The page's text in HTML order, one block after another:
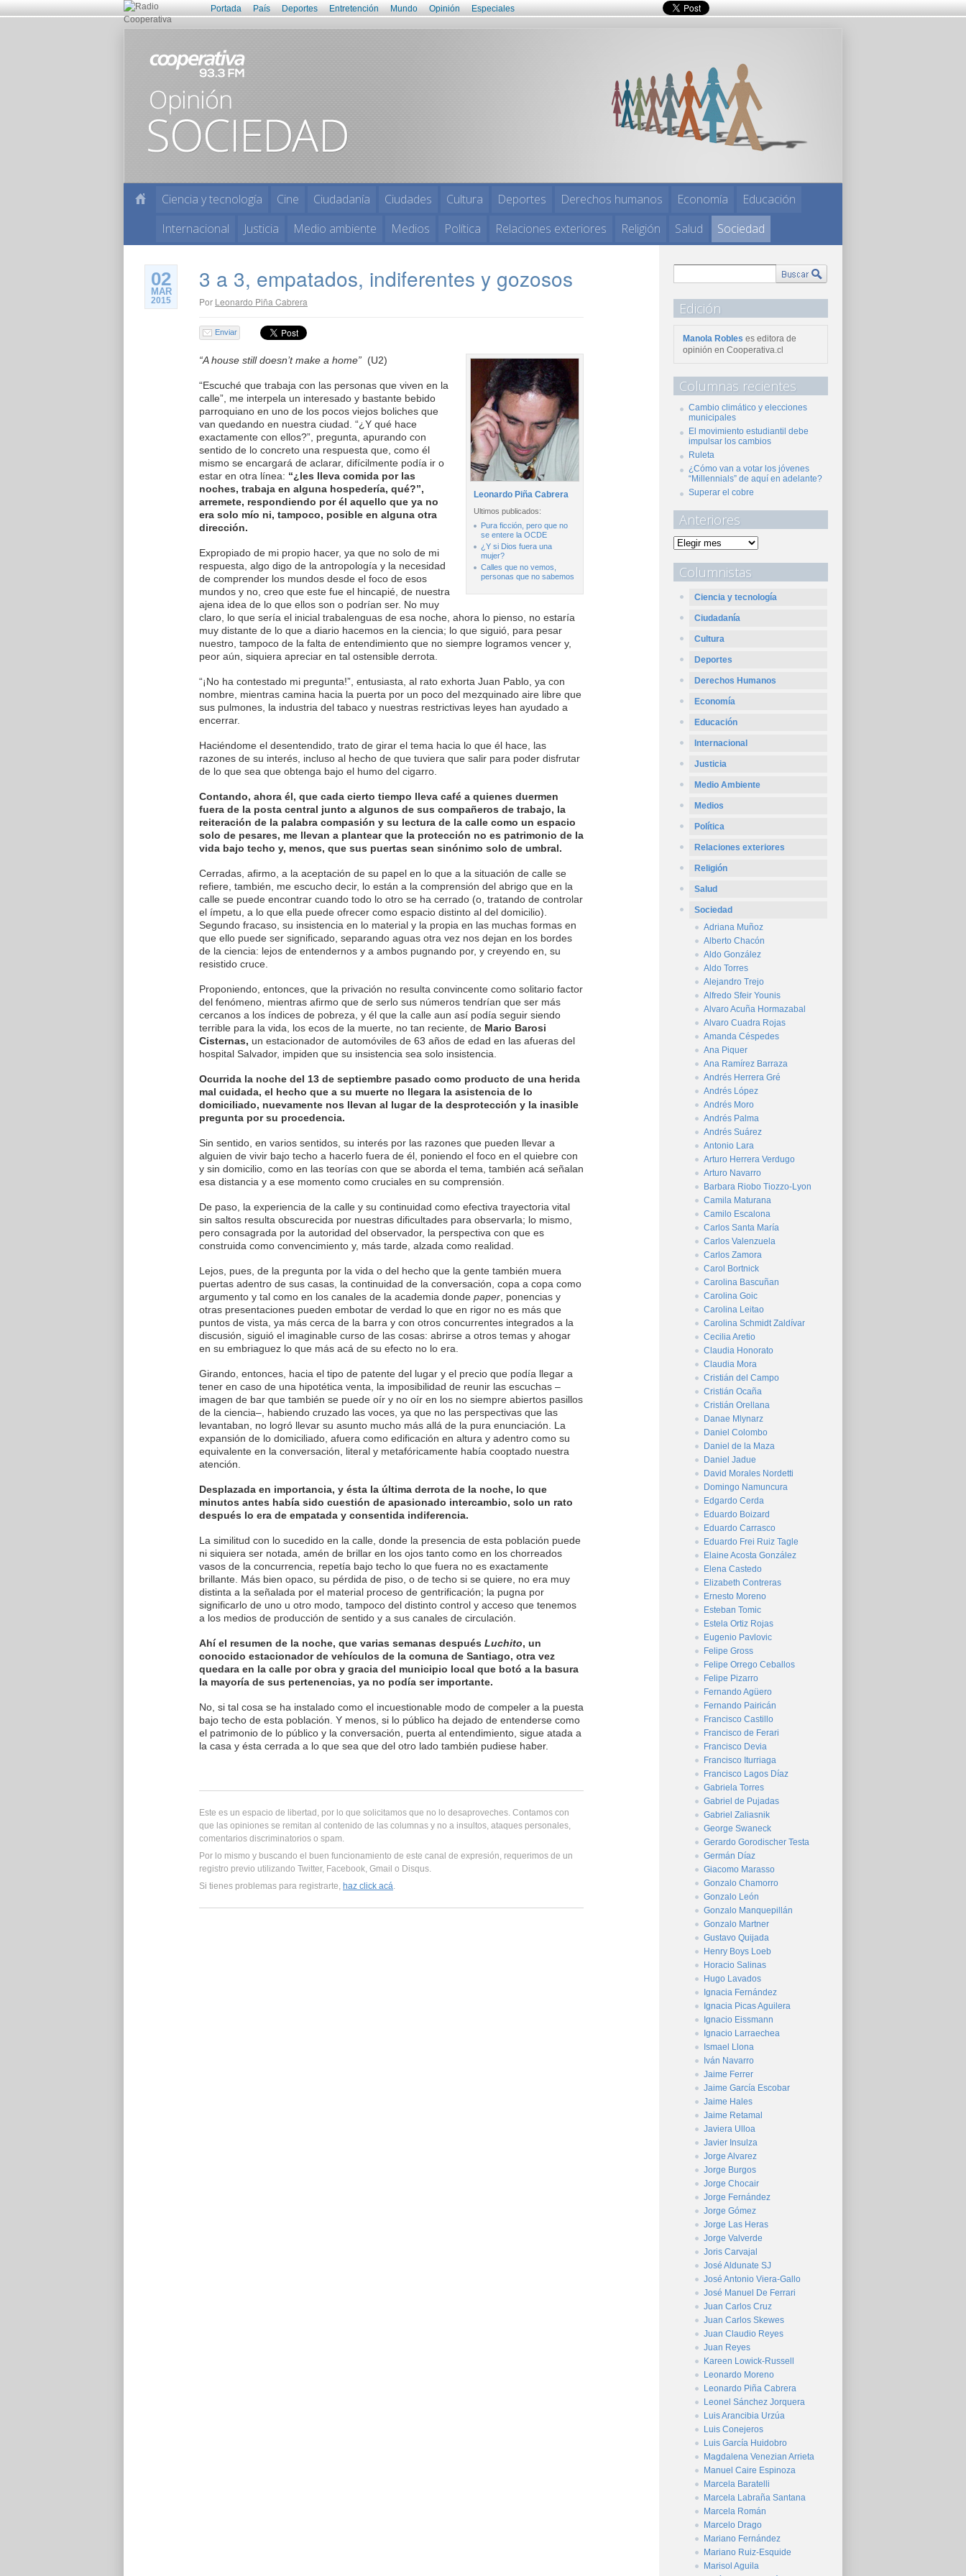
Portada País Deportes Entretención Mundo Opinión Especiales
Ciencia y tecnología Cine Ciudadanía Ciudades Cultura Deportes Derechos humanos Economía
Educación
Internacional
Justicia Medio ambiente Medios Política Relaciones exteriores Religión Salud Sociedad
02
MAR
2015
3 a 3, empatados, indiferentes y gozosos
Por Leonardo Piña Cabrera
Enviar
Leonardo Piña Cabrera
Ultimos publicados:
Pura ficción, pero que no
se entere la OCDE
¿Y si Dios fuera una
mujer?
Calles que no vemos,
personas que no sabemos
“A house still doesn’t make a home” (U2)
“Escuché que trabaja con las personas que viven en la
calle”, me interpela un interesado y bastante bebido
parroquiano en uno de los pocos viejos boliches que
van quedando en nuestra ciudad. “¿Y qué hace
exactamente con ellos?”, pregunta, apurando con
sentido de lo concreto una respuesta que, como él
mismo se encargará de aclarar, difícilmente podía ir o
estar en otra línea: “¿les lleva comida por las
noches, trabaja en alguna hospedería, qué?”,
arremete, respondiendo por él aquello que ya no
era solo mío ni, tampoco, posible en alguna otra
dirección.
Expropiado de mi propio hacer, ya que no solo de mi
respuesta, algo digo de la antropología y la necesidad
de comprender los mundos desde el foco de esos
mundos y no, creo que este fue el hincapié, de nuestra
ajena idea de lo que ellos son o podrían ser. No muy
claro, lo que sería el inicial trabalenguas de esa noche, ahora lo pienso, no estaría
muy distante de lo que a diario hacemos en la ciencia; lo que siguió, para pesar
nuestro, tampoco de la falta de entendimiento que no siempre logramos vencer y,
peor aún, siquiera apreciar en tal ostensible derrota.
“¡No ha contestado mi pregunta!”, entusiasta, al rato exhorta Juan Pablo, ya con
nombre, mientras camina hacia la puerta por un poco del mezquinado aire libre que
sus pulmones, la industria del tabaco y nuestras restrictivas leyes han ayudado a
encerrar.
Haciéndome el desentendido, trato de girar el tema hacia lo que él hace, las
razones de su interés, incluso al hecho de que tuviera que salir para poder disfrutar
de lo que sea que obtenga bajo el humo del cigarro.
Contando, ahora él, que cada cierto tiempo lleva café a quienes duermen
fuera de la posta central junto a algunos de sus compañeros de trabajo, la
reiteración de la palabra compasión y su lectura de la calle como un espacio
solo de pesares, me llevan a plantear que la protección no es patrimonio de la
vida bajo techo y, menos, que sus puertas sean sinónimo solo de umbral.
Cerradas, afirmo, a la aceptación de su papel en lo que a la situación de calle se
refiere, también, me escucho decir, lo están a la comprensión del abrigo que en la
calle se puede encontrar cuando todo lo otro se ha cerrado (o, tratando de controlar
el ímpetu, a lo que ella puede ofrecer como espacio distinto al del domicilio).
Segundo fracaso, su insistencia en lo material y la propia en las muchas formas en
que ello puede ser significado, separando aguas otra vez nos dejan en los bordes
de la ciencia: lejos de entendernos y a ambos pugnando por, y creyendo en, su
resistido cruce.
Proponiendo, entonces, que la privación no resulta convincente como solitario factor
del fenómeno, mientras afirmo que de serlo sus números tendrían que ser más
cercanos a los índices de pobreza, y él que la calle aun así podía seguir siendo
terrible para la vida, los ecos de la muerte, no tan reciente, de Mario Barosi
Cisternas, un estacionador de automóviles de 63 años de edad en las afueras del
hospital Salvador, impiden que su insistencia sea solo insistencia.
Ocurrida la noche del 13 de septiembre pasado como producto de una herida
mal cuidada, el hecho que a su muerte no llegara la asistencia de lo
domiciliado, nuevamente nos llevan al lugar de la desprotección y la inasible
pregunta por su procedencia.
Sin sentido, en varios sentidos, su interés por las razones que pueden llevar a
alguien de vivir bajo techo a hacerlo fuera de él, poniendo el foco en el quiebre con
y sin domicilio, como en las teorías con que se aborda el tema, también acá señalan
esa distancia y a ese momento como cruciales en su comprensión.
De paso, la experiencia de la calle y su continuidad como efectiva trayectoria vital
sin saltos resulta obscurecida por nuestras dificultades para observarla; lo mismo,
pero consagrada por la autoridad del observador, la perspectiva con que es
construida como convencimiento y, más tarde, alzada como realidad.
Lejos, pues, de la pregunta por la vida o del hecho que la gente también muera
puertas adentro de sus casas, la continuidad de la conversación, copa a copa como
argumento y tal como en los canales de la academia donde paper , ponencias y
otras presentaciones pueden embotar de verdad lo que en rigor no es más que
puntos de vista, ya más cerca de la barra y con otros concurrentes integrados a la
discusión, siguió el imaginable curso de las cosas: abrirse a otros temas y ahogar
en su embriaguez lo que más acá de su efecto no lo era.
Girando, entonces, hacia el tipo de patente del lugar y el precio que podía llegar a
tener en caso de una hipotética venta, la imposibilidad de reunir las escuchas –
imagen de bar que también se puede oír y no oír en los no siempre abiertos pasillos
de la ciencia–, habiendo cruzado las voces, ya que no las perspectivas que las
levantaban, no logró llevar su asunto mucho más allá de la pura enunciación. La
expansión de lo domiciliado, afuera como edificación en altura y adentro como su
equivalente en la conversación, literal y metafóricamente había cooptado nuestra
atención.
Desplazada en importancia, y ésta la última derrota de la noche, lo que
minutos antes había sido cuestión de apasionado intercambio, solo un rato
después lo era de empatada y consentida indiferencia.
La similitud con lo sucedido en la calle, donde la presencia de esta población puede
ni siquiera ser notada, amén de brillar en los ojos tanto como en los chorreados
vasos de la concurrencia, repetía bajo techo lo que fuera no es exactamente
brillante. Más bien opaco, su pérdida de piso, o de techo si se quiere, no era muy
distinta a la señalada por el material proceso de gentrificación; la pugna por
significarlo de uno u otro modo, tampoco del distinto control y acceso que tenemos
a los medios de producción de sentido y a sus canales de circulación.
Ahí el resumen de la noche, que varias semanas después Luchito, un
conocido estacionador de vehículos de la comuna de Santiago, otra vez
quedara en la calle por obra y gracia del municipio local que botó a la basura
la mayoría de sus pertenencias, ya no podía ser importante.
No, si tal cosa se ha instalado como el incuestionable modo de compeler a la puesta
bajo techo de esta población. Y menos, si lo público ha dejado de entenderse como
el patrimonio de lo público y la conversación, puerta al entendimiento, sigue atada a
la casa y ésta cerrada a lo que sea que del otro lado también pudiese haber.
Este es un espacio de libertad, por lo que solicitamos que no lo desaproveches. Contamos con
que las opiniones se remitan al contenido de las columnas y no a insultos, ataques personales,
comentarios discriminatorios o spam.
Por lo mismo y buscando el buen funcionamiento de este canal de expresión, requerimos de un
registro previo utilizando Twitter, Facebook, Gmail o Disqus.
Si tienes problemas para registrarte, haz click acá.
Edición
Manola Robles es editora de
opinión en Cooperativa.cl
Columnas recientes
Cambio climático y elecciones
municipales
El movimiento estudiantil debe
impulsar los cambios
Ruleta
¿Cómo van a votar los jóvenes
“Millennials” de aquí en adelante?
Superar el cobre
Anteriores
Columnistas
Ciencia y tecnología
Ciudadanía
Cultura
Deportes
Derechos Humanos
Economía
Educación
Internacional
Justicia
Medio Ambiente
Medios
Política
Relaciones exteriores
Religión
Salud
Sociedad
Adriana Muñoz
Alberto Chacón
Aldo González
Aldo Torres
Alejandro Trejo
Alfredo Sfeir Younis
Alvaro Acuña Hormazabal
Alvaro Cuadra Rojas
Amanda Céspedes
Ana Piquer
Ana Ramírez Barraza
Andrés Herrera Gré
Andrés López
Andrés Moro
Andrés Palma
Andrés Suárez
Antonio Lara
Arturo Herrera Verdugo
Arturo Navarro
Barbara Riobo Tiozzo-Lyon
Camila Maturana
Camilo Escalona
Carlos Santa María
Carlos Valenzuela
Carlos Zamora
Carol Bortnick
Carolina Bascuñan
Carolina Goic
Carolina Leitao
Carolina Schmidt Zaldívar
Cecilia Aretio
Claudia Honorato
Claudia Mora
Cristián del Campo
Cristián Ocaña
Cristián Orellana
Danae Mlynarz
Daniel Colombo
Daniel de la Maza
Daniel Jadue
David Morales Nordetti
Domingo Namuncura
Edgardo Cerda
Eduardo Boizard
Eduardo Carrasco
Eduardo Frei Ruiz Tagle
Elaine Acosta González
Elena Castedo
Elizabeth Contreras
Ernesto Moreno
Esteban Tomic
Estela Ortiz Rojas
Eugenio Pavlovic
Felipe Gross
Felipe Orrego Ceballos
Felipe Pizarro
Fernando Agüero
Fernando Pairicán
Francisco Castillo
Francisco de Ferari
Francisco Devia
Francisco Iturriaga
Francisco Lagos Díaz
Gabriela Torres
Gabriel de Pujadas
Gabriel Zaliasnik
George Swaneck
Gerardo Gorodischer Testa
Germán Díaz
Giacomo Marasso
Gonzalo Chamorro
Gonzalo León
Gonzalo Manquepillán
Gonzalo Martner
Gustavo Quijada
Henry Boys Loeb
Horacio Salinas
Hugo Lavados
Ignacia Fernández
Ignacia Picas Aguilera
Ignacio Eissmann
Ignacio Larraechea
Ismael Llona
Iván Navarro
Jaime Ferrer
Jaime García Escobar
Jaime Hales
Jaime Retamal
Javiera Ulloa
Javier Insulza
Jorge Alvarez
Jorge Burgos
Jorge Chocair
Jorge Fernández
Jorge Gómez
Jorge Las Heras
Jorge Valverde
Joris Carvajal
José Aldunate SJ
José Antonio Viera-Gallo
José Manuel De Ferrari
Juan Carlos Cruz
Juan Carlos Skewes
Juan Claudio Reyes
Juan Reyes
Kareen Lowick-Russell
Leonardo Moreno
Leonardo Piña Cabrera
Leonel Sánchez Jorquera
Luis Arancibia Urzúa
Luis Conejeros
Luis García Huidobro
Magdalena Venezian Arrieta
Manuel Caire Espinoza
Marcela Baratelli
Marcela Labraña Santana
Marcela Román
Marcelo Drago
Mariano Fernández
Mariano Ruiz-Esquide
Marisol Aguila